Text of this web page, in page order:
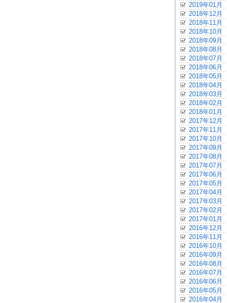
2019年01月
2018年12月
2018年11月
2018年10月
2018年09月
2018年08月
2018年07月
2018年06月
2018年05月
2018年04月
2018年03月
2018年02月
2018年01月
2017年12月
2017年11月
2017年10月
2017年09月
2017年08月
2017年07月
2017年06月
2017年05月
2017年04月
2017年03月
2017年02月
2017年01月
2016年12月
2016年11月
2016年10月
2016年09月
2016年08月
2016年07月
2016年06月
2016年05月
2016年04月